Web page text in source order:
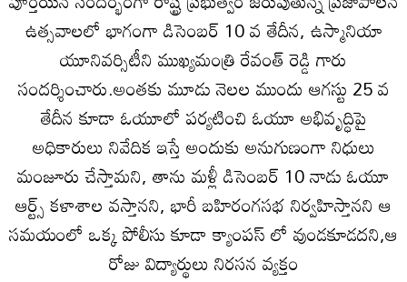
ఉత్సవాలలో భాగంగా డిసెంబర్ 10 వ తేదీన, ఉస్మానియా
యూనివర్సిటీని ముఖ్యమంత్రి రేవంత్ రెడ్డి గారు
సందర్శించారు.అంతకు మూడు నెలల ముందు ఆగస్టు 25 వ
తేదీన కూడా ఓయూలో పర్యటించి ఓయూ అభివృద్ధిపై
అధికారులు నివేదిక ఇస్తే అందుకు అనుగుణంగా నిధులు
మంజూరు చేస్తామని, తాను మళ్లీ డిసెంబర్ 10 నాడు ఓయూ
ఆర్ట్స్ కళాశాల వస్తానని, భారీ బహిరంగసభ నిర్వహిస్తానని ఆ
సమయంలో ఒక్క పోలీసు కూడా క్యాంపస్ లో వుండకూడదని,ఆ
రోజు విద్యార్థులు నిరసన వ్యక్తం